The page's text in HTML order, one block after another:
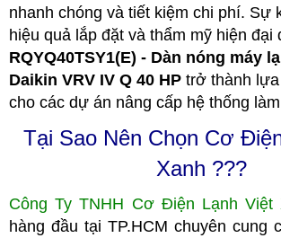
nhanh chóng và tiết kiệm chi phí. Sự
hiệu quả lắp đặt và thẩm mỹ hiện đại
RQYQ40TSY1(E) - Dàn nóng máy
Daikin VRV IV Q 40 HP trở thành
cho các dự án nâng cấp hệ thống
Tại Sao Nên Chọn Cơ
Xanh ???
Công Ty TNHH Cơ Điện Lạnh Việt
hàng đầu tại TP.HCM chuyên cung